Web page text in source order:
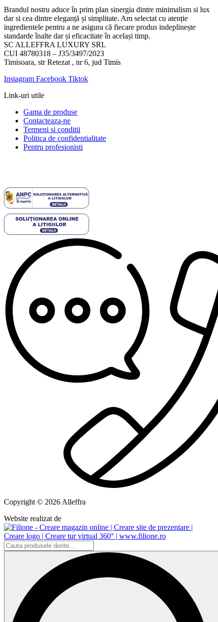
Brandul nostru aduce în prim plan sinergia dintre minimalism si lux
dar si cea dintre eleganță și simplitate. Am selectat cu atenție
ingredientele pentru a ne asigura că fiecare produs indeplinește
standarde înalte dar și eficacitate în același timp.
SC ALLEFFRA LUXURY SRL
CUI 48780318 – J35/3497/2023
Timisoara, str Retezat , nr 6, jud Timis
Instagram Facebook Tiktok
Link-uri utile
Gama de produse
Contacteaza-ne
Termeni si conditii
Politica de confidentialitate
Pentru profesionisti
Copyright © 2026 Alleffra
Website realizat de
Search
...